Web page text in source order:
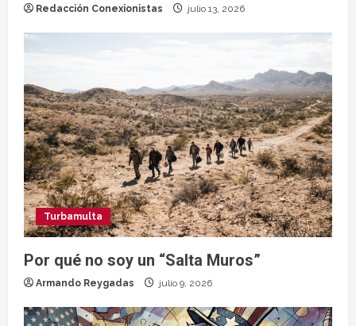
Redacción Conexionistas julio 13, 2026
Turbamulta
Por qué no soy un “Salta Muros”
Armando Reygadas julio 9, 2026